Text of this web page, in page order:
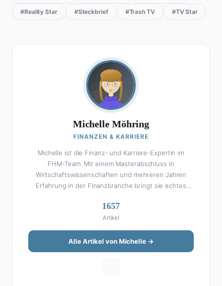
#Reality Star #Steckbrief #Trash TV #TV Star
Michelle Möhring
FINANZEN & KARRIERE
Michelle ist die Finanz- und Karriere-Expertin im
FHM-Team. Mit einem Masterabschluss in
Wirtschaftswissenschaften und mehreren Jahren
Erfahrung in der Finanzbranche bringt sie echtes
Michelle klingt Altersvorsorge nicht wie eine
Steuererklärung. Ihre Stärke liegt darin, komplexe
Finanzthemen so aufzubereiten, dass sie jeder
versteht – ohne Fachchinesisch, dafür mit konkreten
Tipps zum Umsetzen. Von ETF-Strategien über
1657
Artikel
Alle Artikel von Michelle →